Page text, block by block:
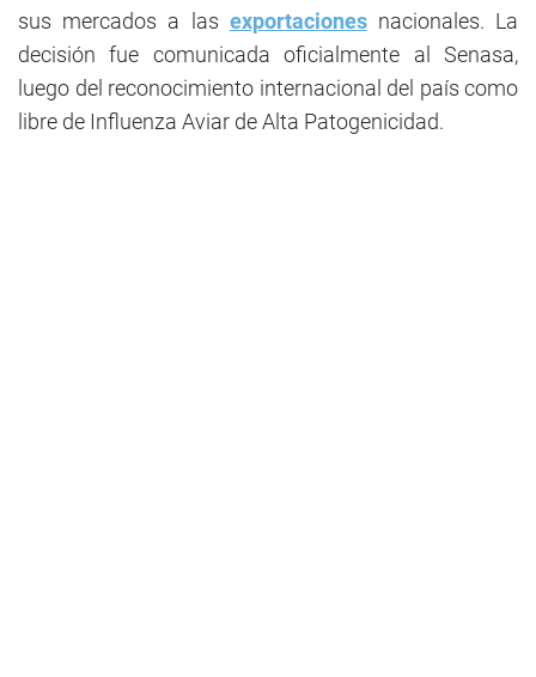
sus mercados a las exportacionesnacionales. La
decisión fue comunicada oficialmente al Senasa,
luego del reconocimiento internacional del país como
libre de Influenza Aviar de Alta Patogenicidad.